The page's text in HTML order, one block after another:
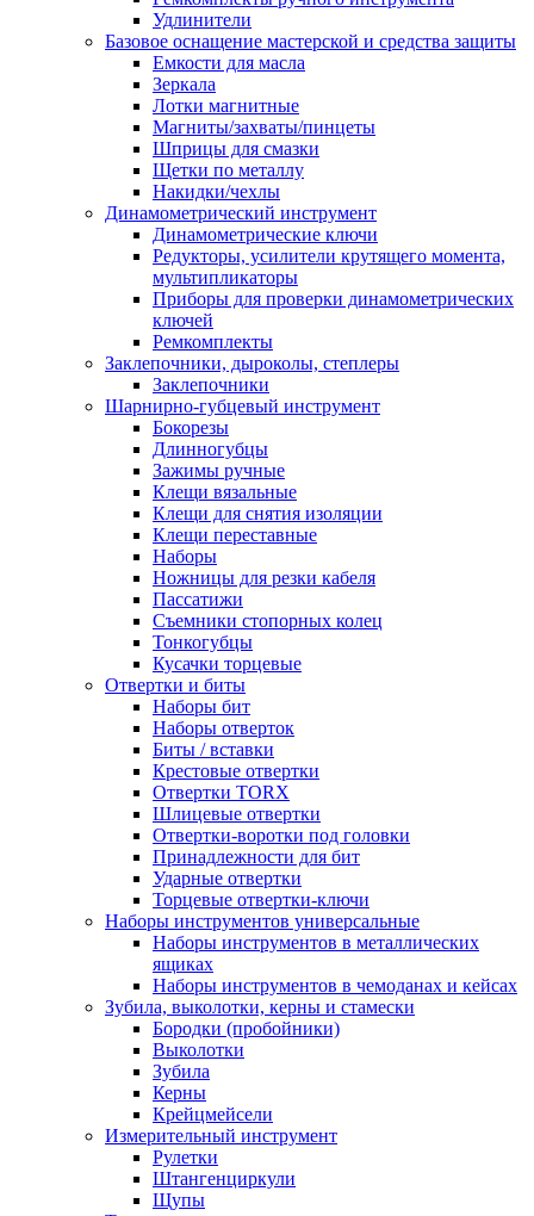
Удлинители
Базовое оснащение мастерской и средства защиты
Емкости для масла
Зеркала
Лотки магнитные
Магниты/захваты/пинцеты
Шприцы для смазки
Щетки по металлу
Накидки/чехлы
Динамометрический инструмент
Динамометрические ключи
Редукторы, усилители крутящего момента,
мультипликаторы
Приборы для проверки динамометрических
ключей
Ремкомплекты
Заклепочники, дыроколы, степлеры
Заклепочники
Шарнирно-губцевый инструмент
Бокорезы
Длинногубцы
Зажимы ручные
Клещи вязальные
Клещи для снятия изоляции
Клещи переставные
Наборы
Ножницы для резки кабеля
Пассатижи
Съемники стопорных колец
Тонкогубцы
Кусачки торцевые
Отвертки и биты
Наборы бит
Наборы отверток
Биты / вставки
Крестовые отвертки
Отвертки TORX
Шлицевые отвертки
Отвертки-воротки под головки
Принадлежности для бит
Ударные отвертки
Торцевые отвертки-ключи
Наборы инструментов универсальные
Наборы инструментов в металлических
ящиках
Наборы инструментов в чемоданах и кейсах
Зубила, выколотки, керны и стамески
Бородки (пробойники)
Выколотки
Зубила
Керны
Крейцмейсели
Измерительный инструмент
Рулетки
Штангенциркули
Щупы